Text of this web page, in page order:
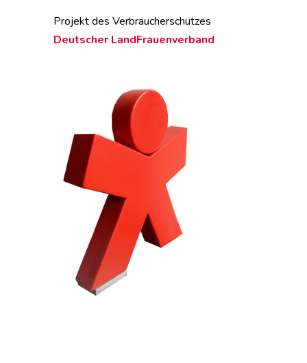
Projekt des Verbraucherschutzes
Deutscher LandFrauenverband